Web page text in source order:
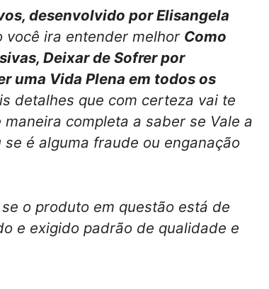
desenvolvido por Elisangela
você ira entender melhor Como
Deixar de Sofrer por
uma Vida Plena em todos os
detalhes que com certeza vai te
completa a saber se Vale a
se é alguma fraude ou enganação
o produto em questão está de
e exigido padrão de qualidade e